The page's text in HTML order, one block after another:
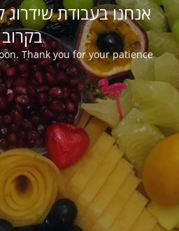
אנחנו בעבודת
בקרוב
Thank you for your patience!